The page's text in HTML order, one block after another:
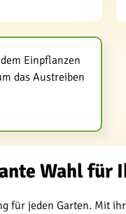
Einpflanzen
das Austreiben
Wahl für
für jeden Garten. Mit